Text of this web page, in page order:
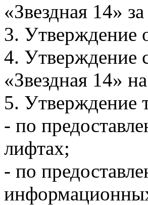
«Звездная 14»
3. Утверждение
4. Утверждение
«Звездная 14»
5. Утверждение
- по
лифтах;
- по